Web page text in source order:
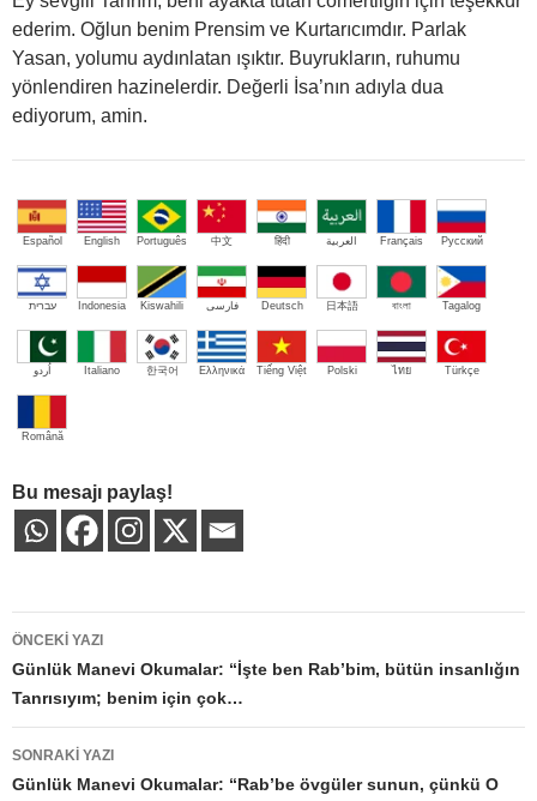
ederim. Oğlun benim Prensim ve Kurtarıcımdır. Parlak
Yasan, yolumu aydınlatan ışıktır. Buyrukların, ruhumu
yönlendiren hazinelerdir. Değerli İsa’nın adıyla dua
ediyorum, amin.
Español English Português 中文 हिंदी العربية Français Русский
עברית Indonesia Kiswahili فارسی Deutsch 日本語 বাংলা Tagalog
اُردو Italiano 한국어 Ελληνικά Tiếng Việt Polski ไทย Türkçe
Română
Bu mesajı paylaş!
Yazı
dolaşımı
ÖNCEKI YAZI
Günlük Manevi Okumalar: “İşte ben Rab’bim, bütün insanlığın
Tanrısıyım; benim için çok…
SONRAKI YAZI
Günlük Manevi Okumalar: “Rab’be övgüler sunun, çünkü O